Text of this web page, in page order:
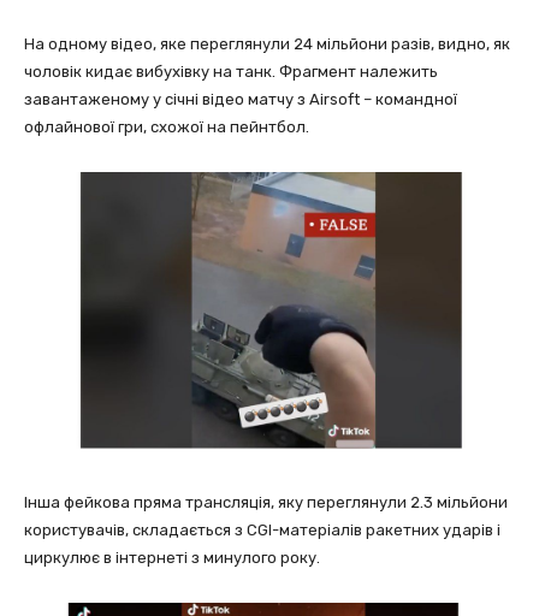
На одному відео, яке переглянули 24 мільйони разів, видно, як
чоловік кидає вибухівку на танк. Фрагмент належить
завантаженому у січні відео матчу з Airsoft – командної
офлайнової гри, схожої на пейнтбол.
Інша фейкова пряма трансляція, яку переглянули 2.3 мільйони
користувачів, складається з CGI-матеріалів ракетних ударів і
циркулює в інтернеті з минулого року.